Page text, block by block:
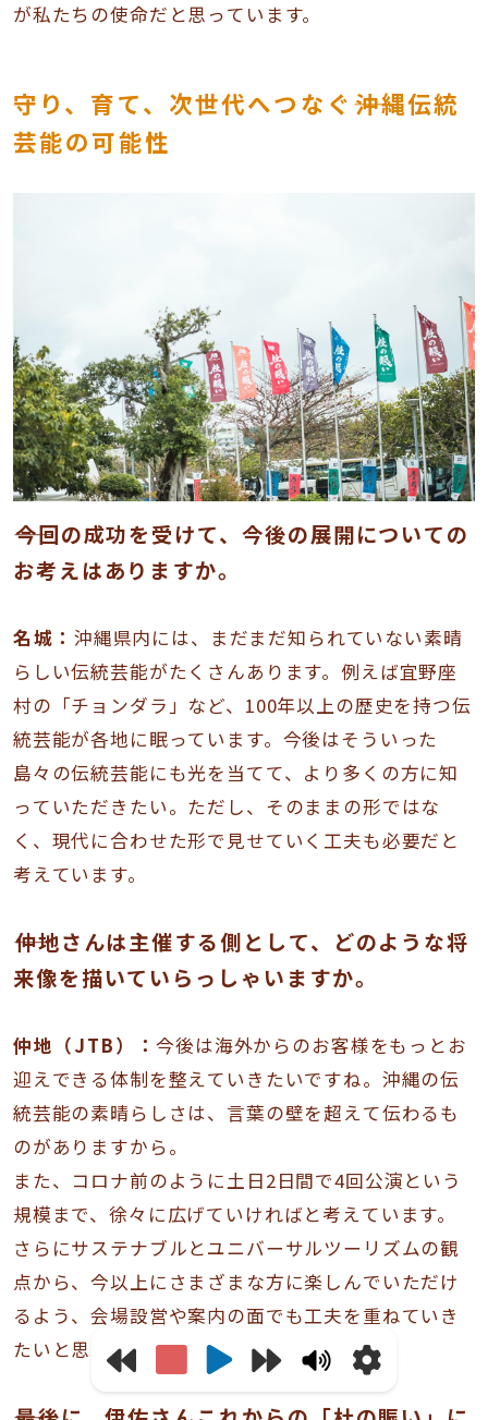
が私たちの使命だと思っています。
守り、育て、次世代へつなぐ――沖縄伝統
芸能の可能性
――今回の成功を受けて、今後の展開についての
お考えはありますか。
名城： 沖縄県内には、まだまだ知られていない素晴
らしい伝統芸能がたくさんあります。例えば宜野座
村の「チョンダラ」など、100年以上の歴史を持つ伝
統芸能が各地に眠っています。今後はそういった
島々の伝統芸能にも光を当てて、より多くの方に知
っていただきたい。ただし、そのままの形ではな
く、現代に合わせた形で見せていく工夫も必要だと
考えています。
――仲地さんは主催する側として、どのような将
来像を描いていらっしゃいますか。
仲地（JTB）：今後は海外からのお客様をもっとお
迎えできる体制を整えていきたいですね。沖縄の伝
統芸能の素晴らしさは、言葉の壁を超えて伝わるも
のがありますから。
また、コロナ前のように土日2日間で4回公演という
規模まで、徐々に広げていければと考えています。
さらにサステナブルとユニバーサルツーリズムの観
点から、今以上にさまざまな方に楽しんでいただけ
るよう、会場設営や案内の面でも工夫を重ねていき
たいと思います。